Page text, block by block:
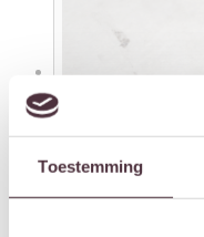
Toestemming